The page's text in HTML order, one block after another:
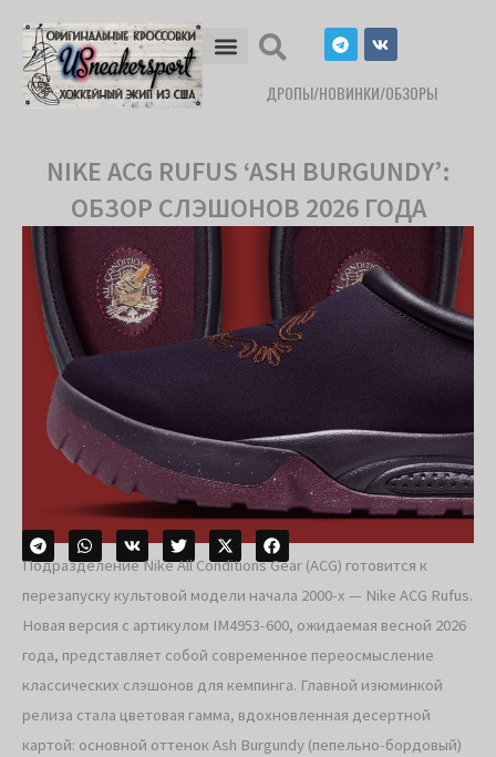
содержимому
T
e
l
e
g
V
k
ДРОПЫ/НОВИНКИ/ОБЗОРЫ
NIKE ACG RUFUS ‘ASH BURGUNDY’:
ОБЗОР СЛЭШОНОВ 2026 ГОДА
Подразделение Nike All Conditions Gear (ACG) готовится к
перезапуску культовой модели начала 2000-х — Nike ACG Rufus.
Новая версия с артикулом IM4953-600, ожидаемая весной 2026
года, представляет собой современное переосмысление
классических слэшонов для кемпинга. Главной изюминкой
релиза стала цветовая гамма, вдохновленная десертной
картой: основной оттенок Ash Burgundy (пепельно-бордовый)